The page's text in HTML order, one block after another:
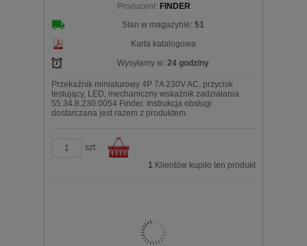
Producent: FINDER
Stan w magazynie: 51
Karta katalogowa
Wysyłamy w: 24 godziny
Przekaźnik miniaturowy 4P 7A 230V AC, przycisk
testujący, LED, mechaniczny wskaźnik zadziałania
55.34.8.230.0054 Finder. Instrukcja obsługi
dostarczana jest razem z produktem.
szt.
1 Klientów kupiło ten produkt